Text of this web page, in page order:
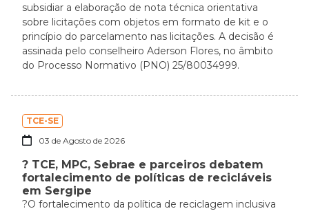
subsidiar a elaboração de nota técnica orientativa
sobre licitações com objetos em formato de kit e o
princípio do parcelamento nas licitações. A decisão é
assinada pelo conselheiro Aderson Flores, no âmbito
do Processo Normativo (PNO) 25/80034999.
TCE-SE
03 de Agosto de 2026
? TCE, MPC, Sebrae e parceiros debatem
fortalecimento de políticas de recicláveis
em Sergipe
?O fortalecimento da política de reciclagem inclusiva